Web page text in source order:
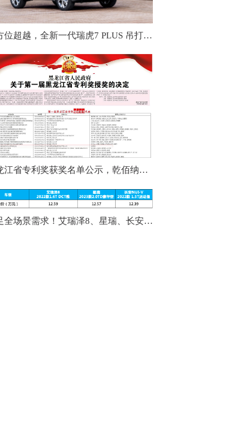
全方位超越，全新一代瑞虎7 PLUS 吊打本田CR-V
黑龙江省专利奖获奖名单公示，乾佰纳被授予银奖！
满足全场景需求！艾瑞泽8、星瑞、长安UNI-V同台竞技你选谁